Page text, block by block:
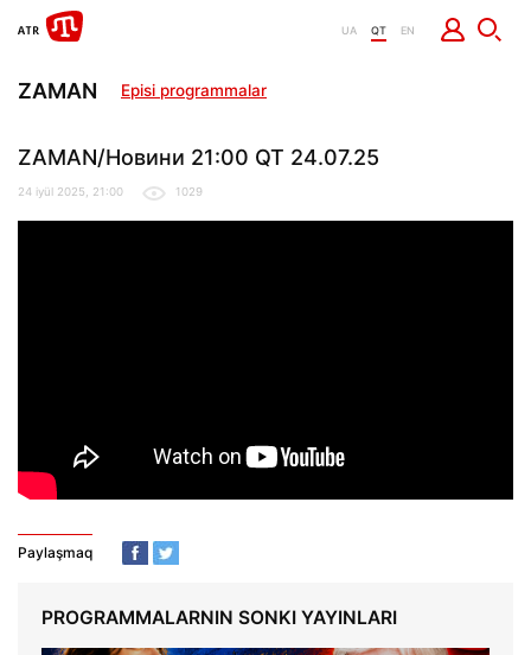
UA QT EN
ZAMAN Episi programmalar
ZAMAN/Новини 21:00 QT 24.07.25
24 iyül 2025, 21:00 1029
Paylaşmaq
PROGRAMMALARNIN SONKI YAYINLARI